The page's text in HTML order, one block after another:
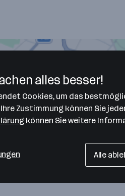
alles besser!
Cookies, um das
Zustimmung können Sie
können Sie weitere
Alle